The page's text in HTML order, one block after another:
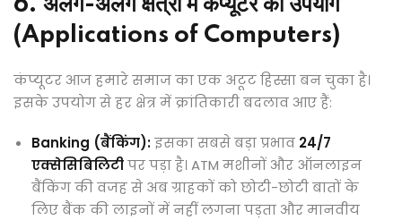
(Applications of Computers)
कंप्यूटर आज हमारे समाज का एक अटूट हिस्सा बन चुका है।
इसके उपयोग से हर क्षेत्र में क्रांतिकारी बदलाव आए हैं:
Banking (बैंकिंग):इसका सबसे बड़ा प्रभाव 24/7
एक्सेसिबिलिटीपर पड़ा है। ATM मशीनों और ऑनलाइन
बैंकिंग की वजह से अब ग्राहकों को छोटी-छोटी बातों के
लिए बैंक की लाइनों में नहीं लगना पड़ता और मानवीय